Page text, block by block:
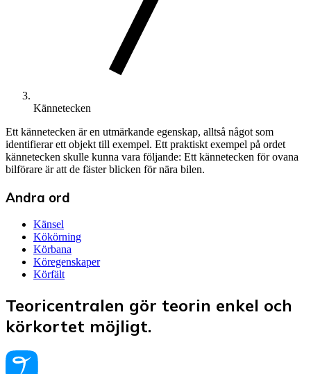
Kännetecken
Ett kännetecken är en utmärkande egenskap, alltså något som
identifierar ett objekt till exempel. Ett praktiskt exempel på ordet
kännetecken skulle kunna vara följande: Ett kännetecken för ovana
bilförare är att de fäster blicken för nära bilen.
Andra ord
Känsel
Kökörning
Körbana
Köregenskaper
Körfält
Teoricentralen gör teorin enkel och
körkortet möjligt.